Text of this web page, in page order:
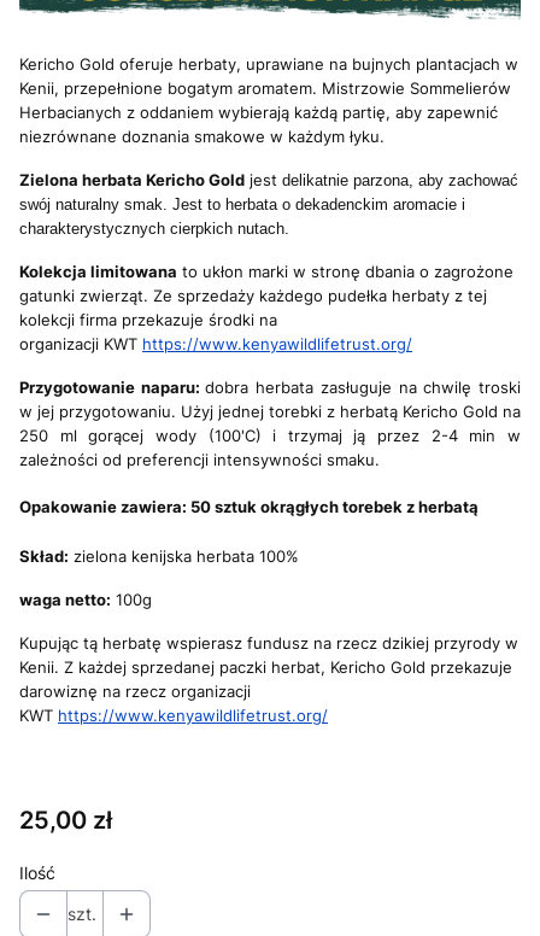
Kericho Gold oferuje herbaty, uprawiane na bujnych plantacjach w
Kenii, przepełnione bogatym aromatem. Mistrzowie Sommelierów
Herbacianych z oddaniem wybierają każdą partię, aby zapewnić
niezrównane doznania smakowe w każdym łyku.
Zielona herbata Kericho Gold jest delikatnie parzona, aby zachować
swój naturalny smak. Jest to herbata o dekadenckim aromacie i
charakterystycznych cierpkich nutach.
Kolekcja limitowana to ukłon marki w stronę dbania o zagrożone
gatunki zwierząt. Ze sprzedaży każdego pudełka herbaty z tej
kolekcji firma przekazuje środki na
organizacji KWT https://www.kenyawildlifetrust.org/
Przygotowanie naparu:dobra herbata zasługuje na chwilę troski
w jej przygotowaniu. Użyj jednej torebki z herbatą Kericho Gold na
250 ml gorącej wody (100'C) i trzymaj ją przez 2-4 min w
zależności od preferencji intensywności smaku.
Opakowanie zawiera: 50 sztuk okrągłychtorebek z herbatą
Skład: zielona kenijska herbata 100%
waga netto: 100g
Kupując tą herbatę wspierasz fundusz na rzecz dzikiej przyrody w
Kenii. Z każdej sprzedanej paczki herbat, Kericho Gold przekazuje
darowiznę na rzecz organizacji
KWT https://www.kenyawildlifetrust.org/
Cena
25,00 zł
Ilość
szt.